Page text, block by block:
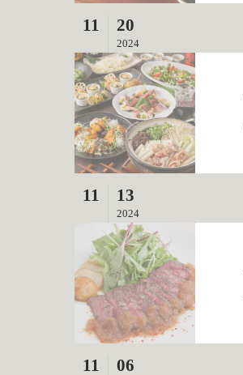
11 20
2024
11 13
2024
11 06